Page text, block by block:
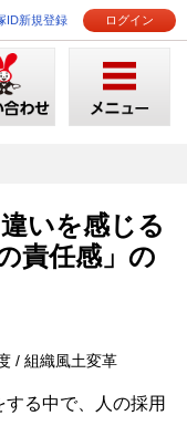
ID新規登録 ログイン
いを感じる
責任感」の
/ 組織風土変革
る中で、人の採用